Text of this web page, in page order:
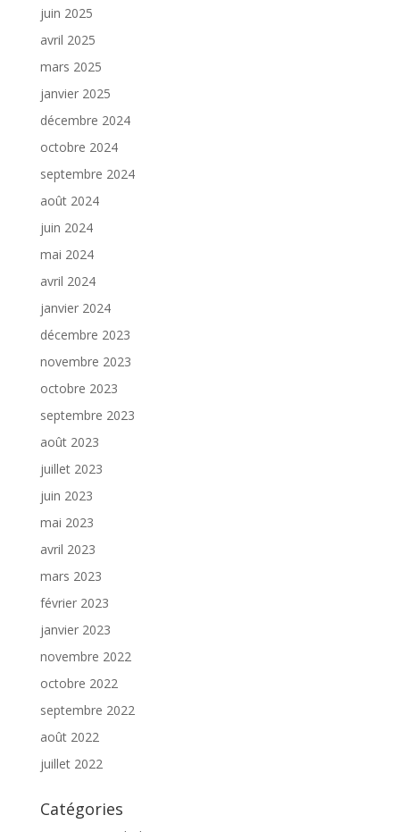
juin 2025
avril 2025
mars 2025
janvier 2025
décembre 2024
octobre 2024
septembre 2024
août 2024
juin 2024
mai 2024
avril 2024
janvier 2024
décembre 2023
novembre 2023
octobre 2023
septembre 2023
août 2023
juillet 2023
juin 2023
mai 2023
avril 2023
mars 2023
février 2023
janvier 2023
novembre 2022
octobre 2022
septembre 2022
août 2022
juillet 2022
Catégories